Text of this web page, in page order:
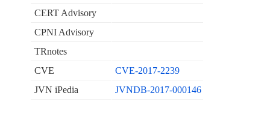
CERT Advisory
CPNI Advisory
TRnotes
CVE
CVE-2017-2239
JVN iPedia
JVNDB-2017-000146